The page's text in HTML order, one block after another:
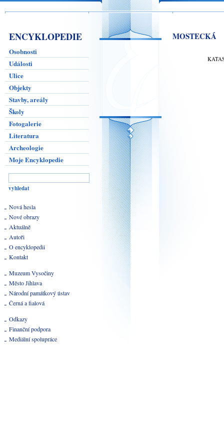
ENCYKLOPEDIE
Osobnosti
Události
Ulice
Objekty
Stavby, areály
Školy
Fotogalerie
Literatura
Archeologie
Moje Encyklopedie
Nová hesla
Nové obrazy
Aktuálně
Autoři
O encyklopedii
Kontakt
Muzeum Vysočiny
Město Jihlava
Národní památkový ústav
Černá a fialová
Odkazy
Finanční podpora
Mediální spolupráce
MOSTECKÁ